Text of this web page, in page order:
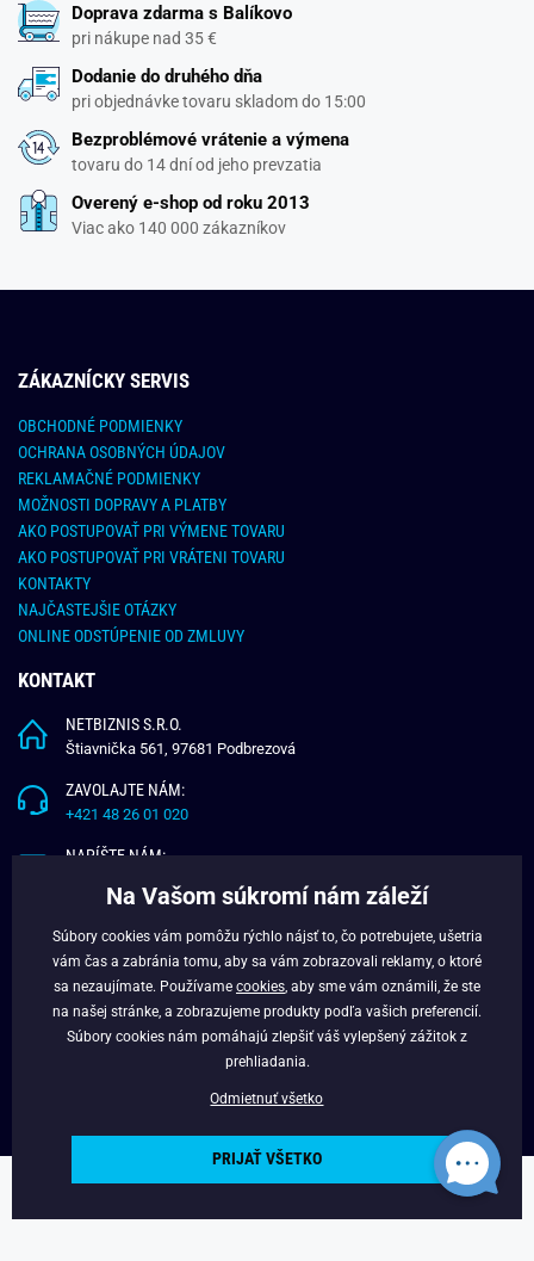
Doprava zdarma s Balíkovo
pri nákupe nad 35 €
Dodanie do druhého dňa
pri objednávke tovaru skladom do 15:00
Bezproblémové vrátenie a výmena
tovaru do 14 dní od jeho prevzatia
Overený e-shop od roku 2013
Viac ako 140 000 zákazníkov
ZÁKAZNÍCKY SERVIS
OBCHODNÉ PODMIENKY
OCHRANA OSOBNÝCH ÚDAJOV
REKLAMAČNÉ PODMIENKY
MOŽNOSTI DOPRAVY A PLATBY
AKO POSTUPOVAŤ PRI VÝMENE TOVARU
AKO POSTUPOVAŤ PRI VRÁTENI TOVARU
KONTAKTY
NAJČASTEJŠIE OTÁZKY
ONLINE ODSTÚPENIE OD ZMLUVY
KONTAKT
NETBIZNIS S.R.O.
Štiavnička 561, 97681 Podbrezová
ZAVOLAJTE NÁM:
+421 48 26 01 020
NAPÍŠTE NÁM:
O NÁS
VERNOSTNÝ PROGRAM
BLOG
Copyright © 2025 - Budchlap.sk Všetky práva vyhradené. webdesign ©
Na Vašom súkromí nám záleží
Súbory cookies vám pomôžu rýchlo nájsť to, čo potrebujete, ušetria
vám čas a zabránia tomu, aby sa vám zobrazovali reklamy, o ktoré
sa nezaujímate. Používame cookies , aby sme vám oznámili, že ste
na našej stránke, a zobrazujeme produkty podľa vašich preferencií.
Súbory cookies nám pomáhajú zlepšiť váš vylepšený zážitok z
prehliadania.
Odmietnuť všetko
PRIJAŤ VŠETKO